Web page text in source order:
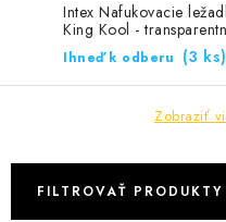
Intex Nafukovacie
King Kool -
Ihneď k odberu (3 ks)
Zobraziť
FILTROVAŤ PRODUKTY